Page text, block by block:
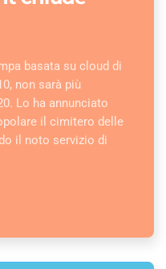
basata su cloud di
non sarà più
Lo ha annunciato
il cimitero delle
il noto servizio di